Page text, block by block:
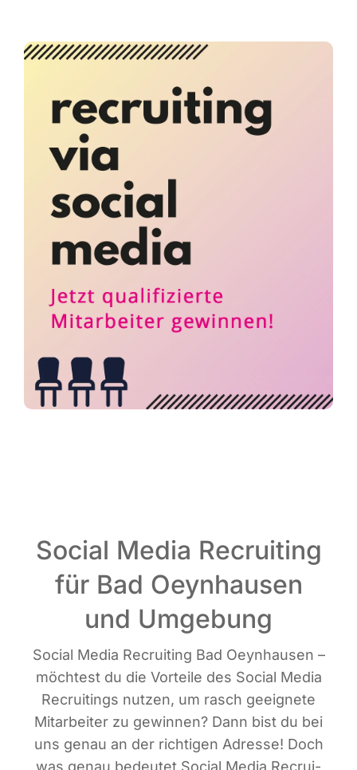
Social Media Recruiting
für Bad Oeynhausen
und Umgebung
Social Media Recrui­ting Bad Oeyn­hau­sen –
möch­test du die Vor­tei­le des Social Media
Recrui­tin­gs nut­zen, um rasch geeig­ne­te
Mit­ar­bei­ter zu gewin­nen? Dann bist du bei
uns genau an der rich­ti­gen Adres­se! Doch
was genau bedeu­tet Social Media Recrui­